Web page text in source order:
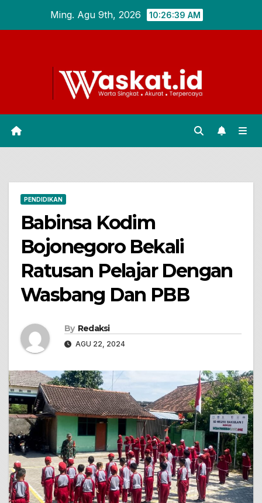
Ming. Agu 9th, 2026 10:26:40 AM
PENDIDIKAN
Babinsa Kodim
Bojonegoro Bekali
Ratusan Pelajar Dengan
Wasbang Dan PBB
By Redaksi
AGU 22, 2024